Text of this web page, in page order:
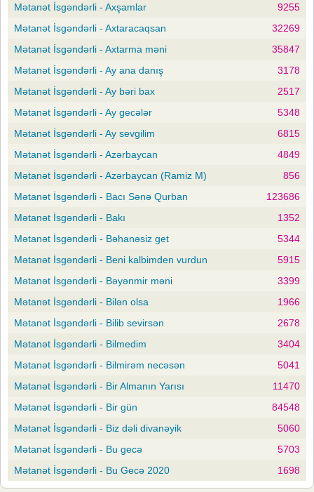
Mətanət İsgəndərli - Axşamlar
9255
Mətanət İsgəndərli - Axtaracaqsan
32269
Mətanət İsgəndərli - Axtarma məni
35847
Mətanət İsgəndərli - Ay ana danış
3178
Mətanət İsgəndərli - Ay bəri bax
2517
Mətanət İsgəndərli - Ay gecələr
5348
Mətanət İsgəndərli - Ay sevgilim
6815
Mətanət İsgəndərli - Azərbaycan
4849
Mətanət İsgəndərli - Azərbaycan (Ramiz M)
856
Mətanət İsgəndərli - Bacı Sənə Qurban
123686
Mətanət İsgəndərli - Bakı
1352
Mətanət İsgəndərli - Bəhanəsiz get
5344
Mətanət İsgəndərli - Beni kalbimden vurdun
5915
Mətanət İsgəndərli - Bəyənmir məni
3399
Mətanət İsgəndərli - Bilən olsa
1966
Mətanət İsgəndərli - Bilib sevirsən
2678
Mətanət İsgəndərli - Bilmedim
3404
Mətanət İsgəndərli - Bilmirəm necəsən
5041
Mətanət İsgəndərli - Bir Almanın Yarısı
11470
Mətanət İsgəndərli - Bir gün
84548
Mətanət İsgəndərli - Biz dəli divanəyik
5060
Mətanət İsgəndərli - Bu gecə
5703
Mətanət İsgəndərli - Bu Gecə 2020
1698